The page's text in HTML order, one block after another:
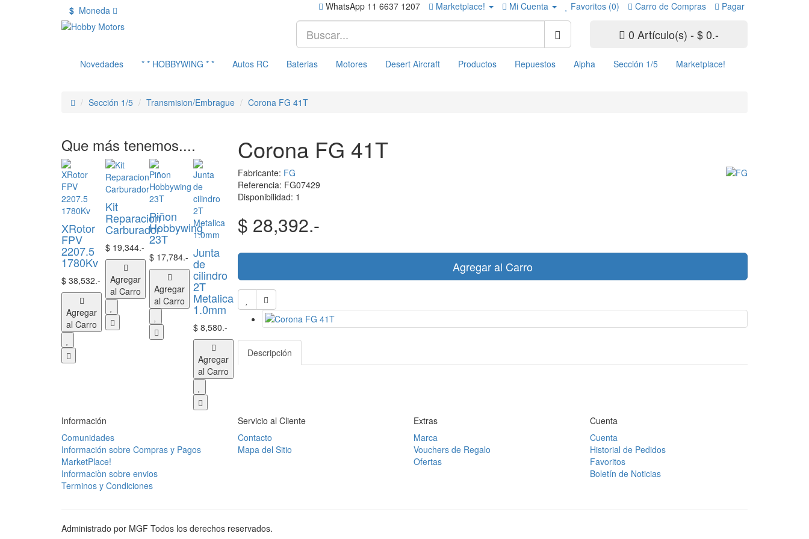
$ Moneda WhatsApp 11 6637 1207 Marketplace! Mi Cuenta Favoritos (0) Carro de Compras Pagar
0 Artículo(s) - $ 0.-
Novedades * * HOBBYWING * * Autos RC Baterias Motores Desert Aircraft Productos Repuestos Alpha Sección 1/5 Marketplace!
Sección 1/5 Transmision/Embrague Corona FG 41T
Que más tenemos....
XRotor
FPV
2207.5
1780Kv
$ 38,532.-
Agregar
al Carro
Kit
Reparacion
Carburador
$ 19,344.-
Agregar
al Carro
Piñon
Hobbywing
23T
$ 17,784.-
Agregar
al Carro
Junta
de
cilindro
2T
Metalica
1.0mm
$ 8,580.-
Agregar
al Carro
Corona FG 41T
Fabricante: FG
Referencia: FG07429
Disponibilidad: 1
$ 28,392.-
Agregar al Carro
Descripción
Información
Comunidades
Información sobre Compras y Pagos
MarketPlace!
Informaciòn sobre envios
Terminos y Condiciones
Servicio al Cliente
Contacto
Mapa del Sitio
Extras
Marca
Vouchers de Regalo
Ofertas
Cuenta
Cuenta
Historial de Pedidos
Favoritos
Boletín de Noticias
Administrado por MGF Todos los derechos reservados.